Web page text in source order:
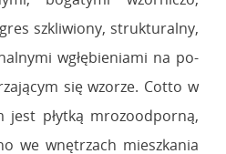
szkliwiony, strukturalny,
wgłębieniami na po-
się wzorze. Cotto w
jest płytką mrozoodporną,
we wnętrzach mieszkania